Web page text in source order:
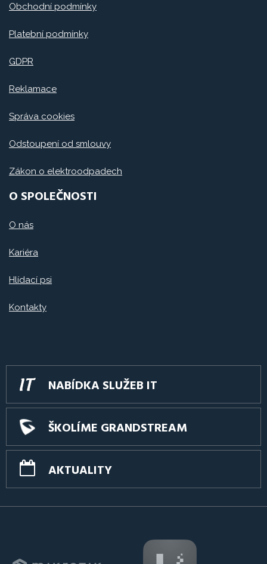
Obchodní podmínky
Platební podmínky
GDPR
Reklamace
Správa cookies
Odstoupení od smlouvy
Zákon o elektroodpadech
O SPOLEČNOSTI
O nás
Kariéra
Hlídací psi
Kontakty
NABÍDKA SLUŽEB IT
ŠKOLÍME GRANDSTREAM
AKTUALITY